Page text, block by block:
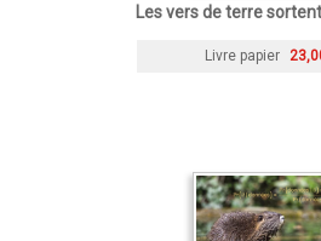
Les vers de terre
Livre papier